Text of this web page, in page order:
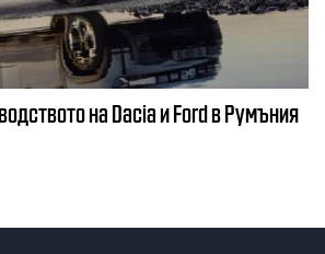
на Dacia и Ford в Румъния